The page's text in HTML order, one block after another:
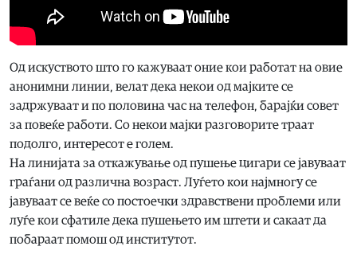
Од искуството што го кажуваат оние кои работат на овие
анонимни линии, велат дека некои од мајките се
задржуваат и по половина час на телефон, барајќи совет
за повеќе работи. Со некои мајки разговорите траат
подолго, интересот е голем.
На линијата за откажување од пушење цигари се јавуваат
граѓани од различна возраст. Луѓето кои најмногу се
јавуваат се веќе со постоечки здравствени проблеми или
луѓе кои сфатиле дека пушењето им штети и сакаат да
побараат помош од институтот.